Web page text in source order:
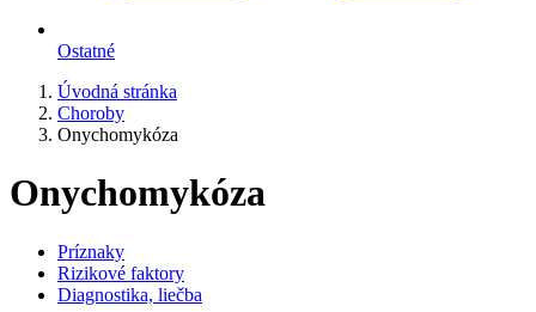
Ostatné
Úvodná stránka
Choroby
Onychomykóza
Onychomykóza
Príznaky
Rizikové faktory
Diagnostika, liečba